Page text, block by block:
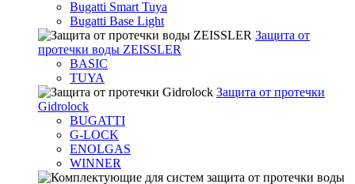
Bugatti Smart Tuya
Bugatti Base Light
Защита от
протечки воды ZEISSLER
BASIC
TUYA
Защита от протечки
Gidrolock
BUGATTI
G-LOCK
ENOLGAS
WINNER